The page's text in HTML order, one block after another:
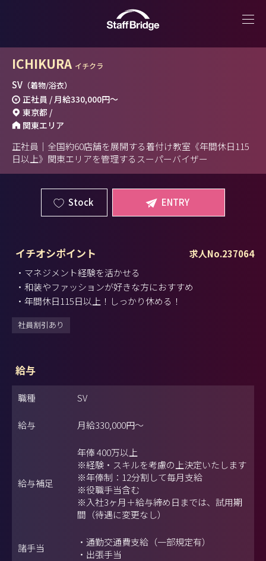
ICHIKURA イチクラ
SV （着物/浴衣）
正社員 / 月給330,000円～
東京都 /
関東エリア
正社員｜全国約60店舗を展開する着付け教室《年間休日115
日以上》関東エリアを管理するスーパーバイザー
Stock ENTRY
求人No.237064
イチオシポイント
・マネジメント経験を活かせる
・和装やファッションが好きな方におすすめ
・年間休日115日以上！しっかり休める！
社員割引あり
給与
職種 SV
給与 月給330,000円～
給与補足
年俸 400万以上
※経験・スキルを考慮の上決定いたします
※年俸制：12分割して毎月支給
※役職手当含む
※入社3ヶ月＋給与締め日までは、試用期
間（待遇に変更なし）
諸手当
・通勤交通費支給（一部規定有）
・出張手当